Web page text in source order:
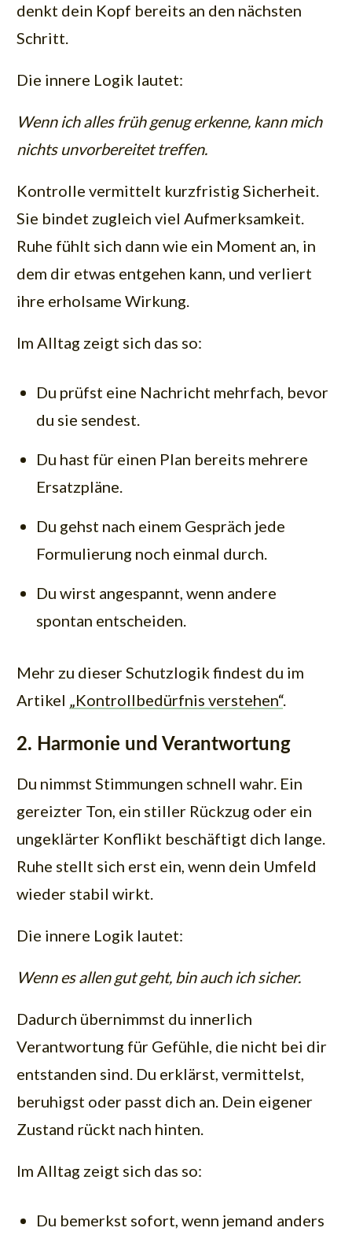
denkt dein Kopf bereits an den nächsten
Schritt.
Die innere Logik lautet:
Wenn ich alles früh genug erkenne, kann mich
nichts unvorbereitet treffen.
Kontrolle vermittelt kurzfristig Sicherheit.
Sie bindet zugleich viel Aufmerksamkeit.
Ruhe fühlt sich dann wie ein Moment an, in
dem dir etwas entgehen kann, und verliert
ihre erholsame Wirkung.
Im Alltag zeigt sich das so:
Du prüfst eine Nachricht mehrfach, bevor
du sie sendest.
Du hast für einen Plan bereits mehrere
Ersatzpläne.
Du gehst nach einem Gespräch jede
Formulierung noch einmal durch.
Du wirst angespannt, wenn andere
spontan entscheiden.
Mehr zu dieser Schutzlogik findest du im
Artikel „Kontrollbedürfnis verstehen“.
2. Harmonie und Verantwortung
Du nimmst Stimmungen schnell wahr. Ein
gereizter Ton, ein stiller Rückzug oder ein
ungeklärter Konflikt beschäftigt dich lange.
Ruhe stellt sich erst ein, wenn dein Umfeld
wieder stabil wirkt.
Die innere Logik lautet:
Wenn es allen gut geht, bin auch ich sicher.
Dadurch übernimmst du innerlich
Verantwortung für Gefühle, die nicht bei dir
entstanden sind. Du erklärst, vermittelst,
beruhigst oder passt dich an. Dein eigener
Zustand rückt nach hinten.
Im Alltag zeigt sich das so:
Du bemerkst sofort, wenn jemand anders